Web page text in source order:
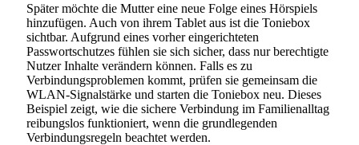
Später möchte die Mutter eine neue Folge eines Hörspiels
hinzufügen. Auch von ihrem Tablet aus ist die Toniebox
sichtbar. Aufgrund eines vorher eingerichteten
Passwortschutzes fühlen sie sich sicher, dass nur berechtigte
Nutzer Inhalte verändern können. Falls es zu
Verbindungsproblemen kommt, prüfen sie gemeinsam die
WLAN-Signalstärke und starten die Toniebox neu. Dieses
Beispiel zeigt, wie die sichere Verbindung im Familienalltag
reibungslos funktioniert, wenn die grundlegenden
Verbindungsregeln beachtet werden.